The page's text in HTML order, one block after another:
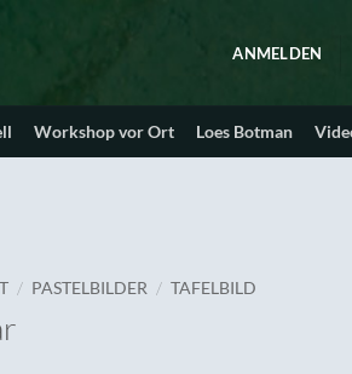
ANMELDEN
Workshop vor Ort Loes Botman
/ PASTELBILDER / TAFELBILD